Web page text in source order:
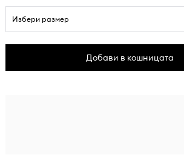
Избери размер
Добави в кошницата